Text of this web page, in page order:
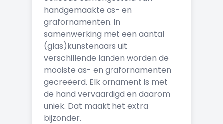
handgemaakte as- en
grafornamenten. In
samenwerking met een aantal
(glas)kunstenaars uit
verschillende landen worden de
mooiste as- en grafornamenten
gecreëerd. Elk ornament is met
de hand vervaardigd en daarom
uniek. Dat maakt het extra
bijzonder.